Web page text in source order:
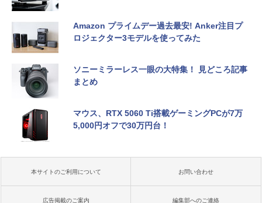
Amazon プライムデー過去最安! Anker注目プ
ロジェクター3モデルを使ってみた
ソニーミラーレス一眼の大特集！ 見どころ記事
まとめ
マウス、RTX 5060 Ti搭載ゲーミングPCが7万
5,000円オフで30万円台！
本サイトのご利用について お問い合わせ
広告掲載のご案内 編集部へのご連絡